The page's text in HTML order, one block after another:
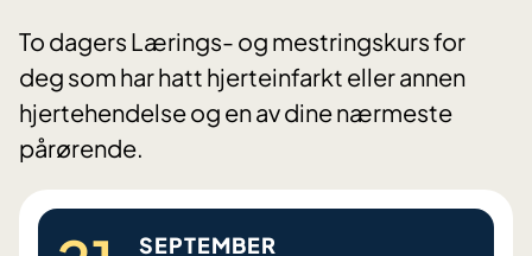
To dagers Lærings- og mestringskurs for
deg som har hatt hjerteinfarkt eller annen
hjertehendelse og en av dine nærmeste
pårørende.
SEPTEMBER